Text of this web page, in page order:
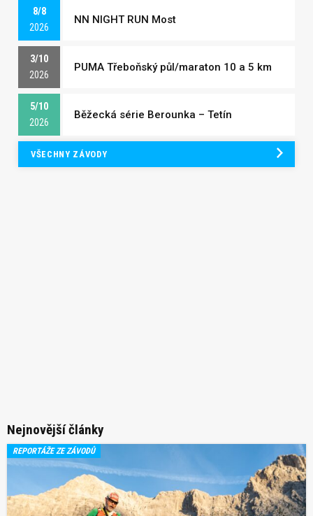
8/8
2026
NN NIGHT RUN Most
3/10
2026
PUMA Třeboňský půl/maraton 10 a 5 km
5/10
2026
Běžecká série Berounka – Tetín
VŠECHNY ZÁVODY
Nejnovější články
REPORTÁŽE ZE ZÁVODŮ